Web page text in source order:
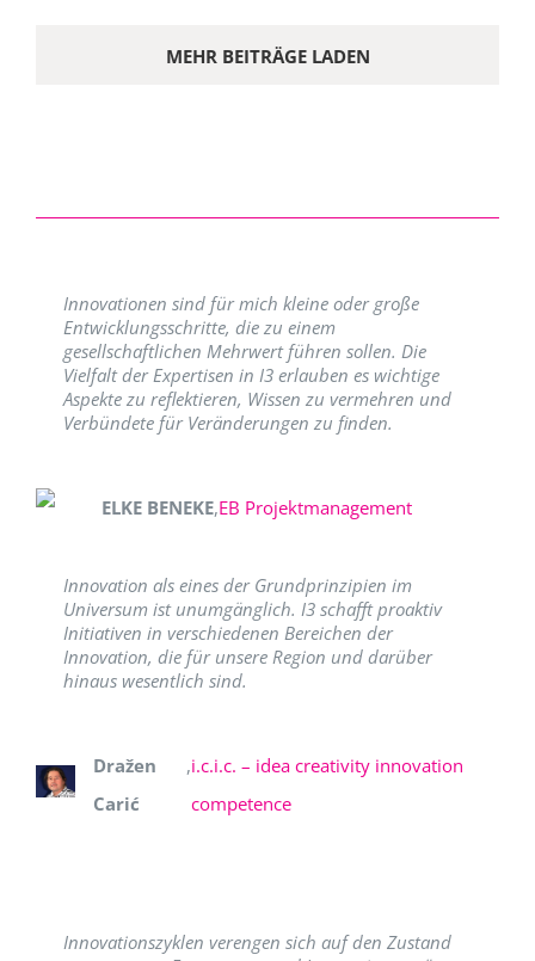
MEHR BEITRÄGE LADEN
Innovationen sind für mich kleine oder große
Entwicklungsschritte, die zu einem
gesellschaftlichen Mehrwert führen sollen. Die
Vielfalt der Expertisen in I3 erlauben es wichtige
Aspekte zu reflektieren, Wissen zu vermehren und
Verbündete für Veränderungen zu finden.
ELKE BENEKE,EB Projektmanagement
Innovation als eines der Grundprinzipien im
Universum ist unumgänglich. I3 schafft proaktiv
Initiativen in verschiedenen Bereichen der
Innovation, die für unsere Region und darüber
hinaus wesentlich sind.
Dražen
Carić
,i.c.i.c. – idea creativity innovation
competence
Innovationszyklen verengen sich auf den Zustand